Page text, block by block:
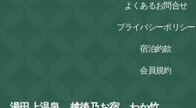
よくあるお問合せ
プライバシーポリシー
宿泊約款
会員規約